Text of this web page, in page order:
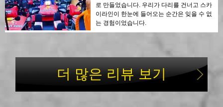
로 만들었습니다. 우리가 다리를 건너고 스카
이라인이 한눈에 들어오는 순간은 잊을 수 없
는 경험이었습니다.
더 많은 리뷰 보기